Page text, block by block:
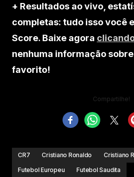
+ Resultados ao vivo,
completas: tudo isso você
Score. Baixe agora
nenhuma informação
favorito!
Compartilhe!
CR7 Cristiano Ronaldo
Cristiano
Futebol Europeu
Futebol Saudita